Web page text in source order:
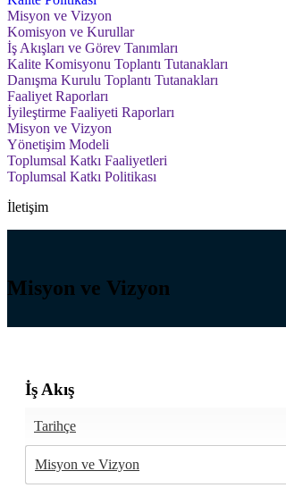
Misyon ve Vizyon
Komisyon ve Kurullar
İş Akışları ve Görev Tanımları
Kalite Komisyonu Toplantı Tutanakları
Danışma Kurulu Toplantı Tutanakları
Faaliyet Raporları
İyileştirme Faaliyeti Raporları
Misyon ve Vizyon
Yönetişim Modeli
Toplumsal Katkı Faaliyetleri
Toplumsal Katkı Politikası
İletişim
Misyon ve Vizyon
İş Akış
Tarihçe
Misyon ve Vizyon